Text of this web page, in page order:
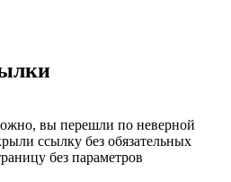
вы перешли по неверной
ссылку без обязательных
без параметров